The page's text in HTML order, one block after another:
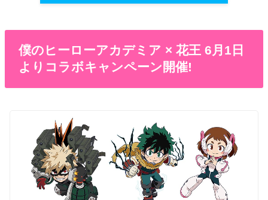
僕のヒーローアカデミア × 花王 6月1日
よりコラボキャンペーン開催!